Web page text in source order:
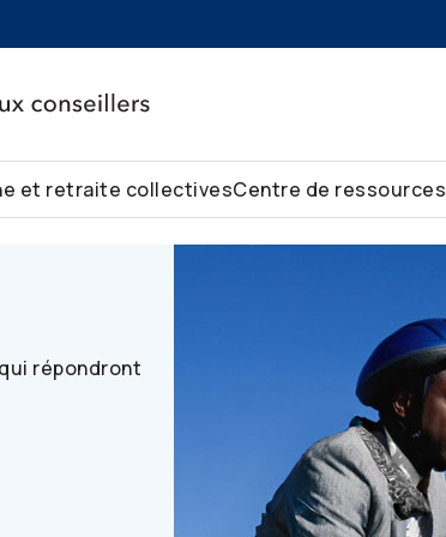
et retraite collectivesCentre de ressources
répondront